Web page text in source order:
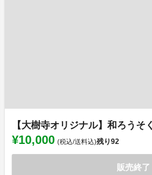
【大樹寺オリジナル】和ろうそ
¥10,000 (税込/送料込)残り92
販売終了